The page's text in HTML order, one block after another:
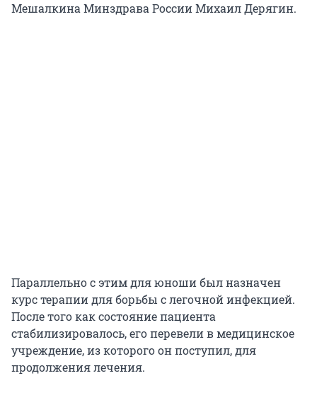
Мешалкина Минздрава России Михаил Дерягин.
Параллельно с этим для юноши был назначен
курс терапии для борьбы с легочной инфекцией.
После того как состояние пациента
стабилизировалось, его перевели в медицинское
учреждение, из которого он поступил, для
продолжения лечения.